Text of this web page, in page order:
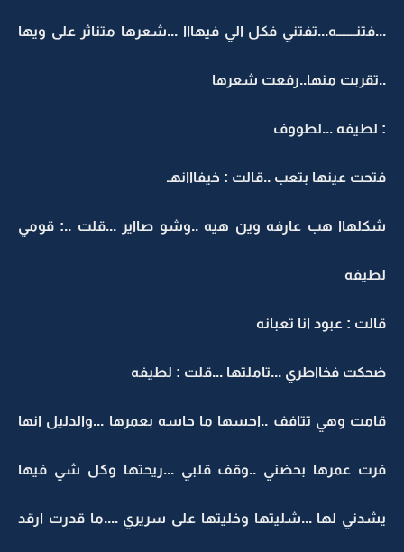
...فتنـــــــه...تفتني فكل الي فيهااا ...شعرها متناثر على ويها
..تقربت منها..رفعت شعرها
: لطيفه ...لطووف
فتحت عينها بتعب ..قالت : خيفااانهـ
شكلهاا هب عارفه وين هيه ..وشو صااير ...قلت ..: قومي
لطيفه
قالت : عبود انا تعبانه
ضحكت فخااطري ...تاملتها ...قلت : لطيفه
قامت وهي تتافف ..احسها ما حاسه بعمرها ...والدليل انها
فرت عمرها بحضني ..وقف قلبي ...ريحتها وكل شي فيها
يشدني لها ...شليتها وخليتها على سريري ....ما قدرت ارقد